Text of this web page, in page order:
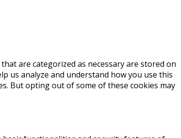
are categorized as necessary are stored on
us analyze and understand how you use this
But opting out of some of these cookies may